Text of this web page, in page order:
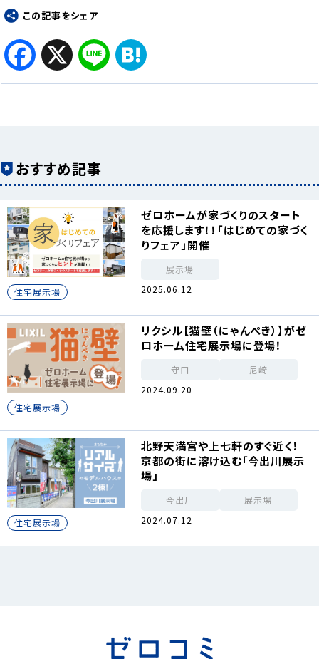
この記事をシェア
Facebook
X Line Hatena
おすすめ記事
住宅展示場
ゼロホームが家づくりのスタート
を応援します！！「はじめての家づく
りフェア」開催
展示場
2025.06.12
住宅展示場
リクシル【猫壁（にゃんぺき）】がゼ
ロホーム住宅展示場に登場！
守口
尼崎
2024.09.20
住宅展示場
北野天満宮や上七軒のすぐ近く！
京都の街に溶け込む「今出川展示
場」
今出川
展示場
2024.07.12